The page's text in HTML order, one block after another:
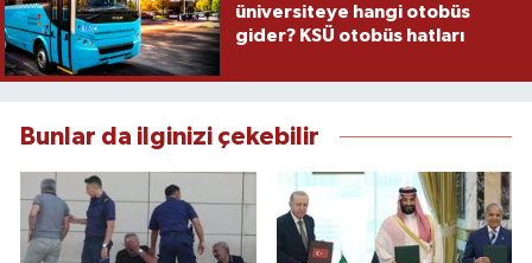
üniversiteye hangi otobüs
gider? KSÜ otobüs hatları
Bunlar da ilginizi çekebilir